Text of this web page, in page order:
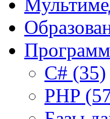
C# (35)
PHP